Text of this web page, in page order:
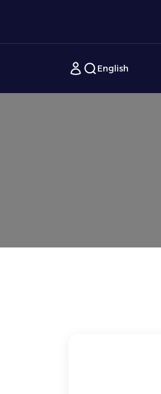
English